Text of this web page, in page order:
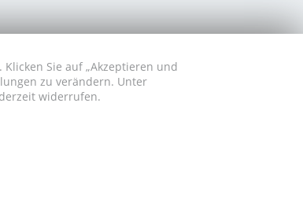
Sie auf „Akzeptieren und
zu verändern. Unter
widerrufen.